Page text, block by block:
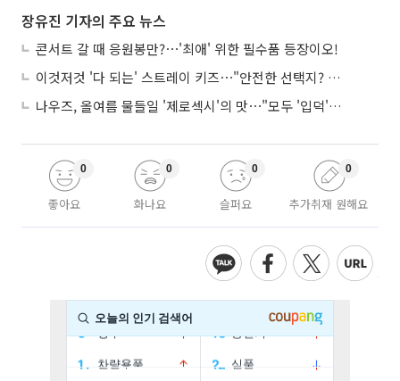
장유진 기자의 주요 뉴스
콘서트 갈 때 응원봉만?⋯'최애' 위한 필수품 등장이오!
이것저것 '다 되는' 스트레이 키즈⋯"안전한 선택지? 도전이 재밌죠"
나우즈, 올여름 물들일 '제로섹시'의 맛⋯"모두 '입덕'시킬 것"
좋아요
0
화나요
0
슬퍼요
0
추가취재 원해요
0